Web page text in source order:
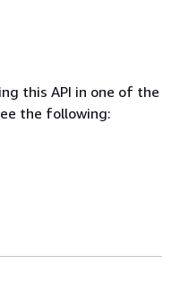
this API in one of the
the following: